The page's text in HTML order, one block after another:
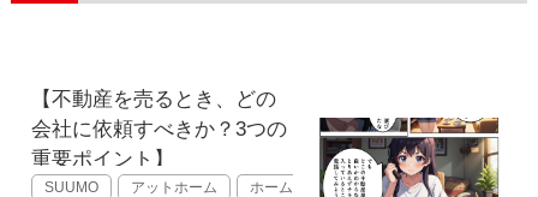
【不動産を売るとき、どの
会社に依頼すべきか？3つの
重要ポイント】
SUUMO アットホーム
ホーム